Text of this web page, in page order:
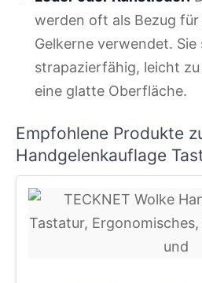
werden oft als Bezug
Gelkerne verwendet. Sie
strapazierfähig, leicht
eine glatte Oberfläche.
Empfohlene Produkte
Handgelenkauflage